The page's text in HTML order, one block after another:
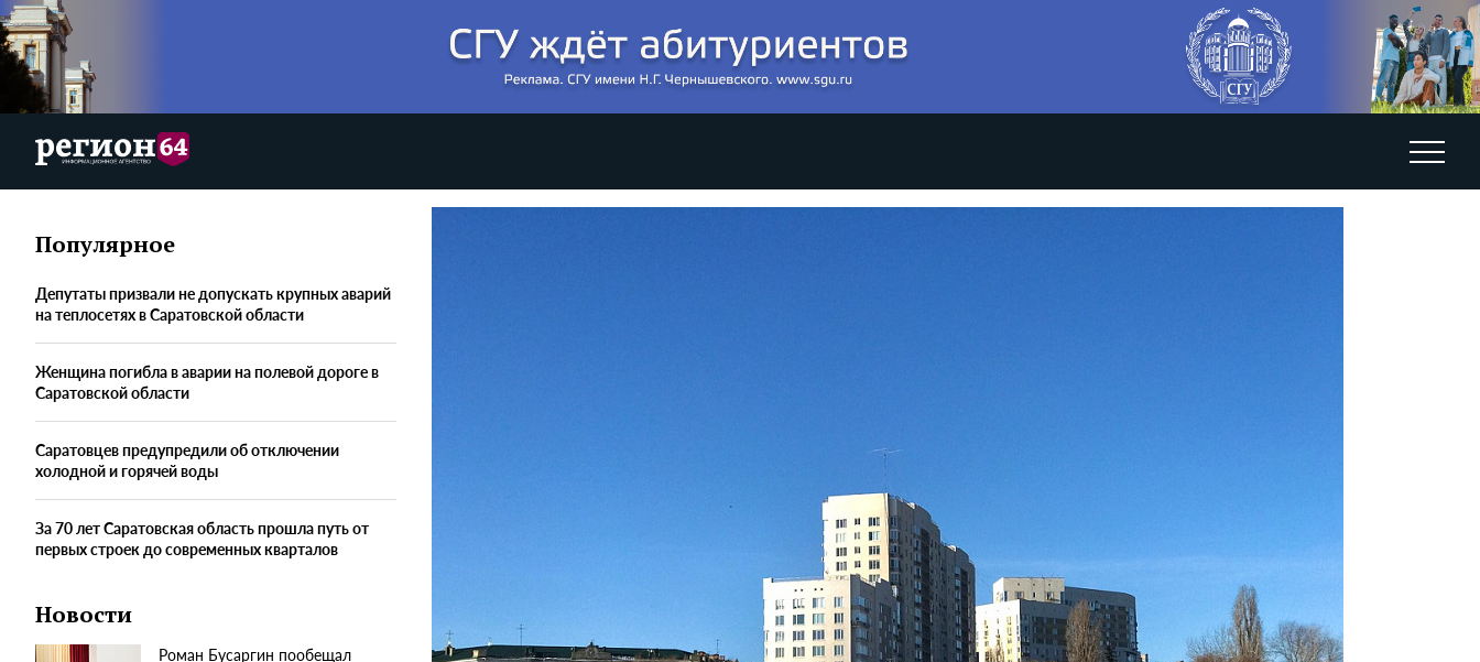
Популярное
Депутаты призвали не допускать крупных аварий
на теплосетях в Саратовской области
Женщина погибла в аварии на полевой дороге в
Саратовской области
Саратовцев предупредили об отключении
холодной и горячей воды
За 70 лет Саратовская область прошла путь от
первых строек до современных кварталов
Новости
Роман Бусаргин пообещал